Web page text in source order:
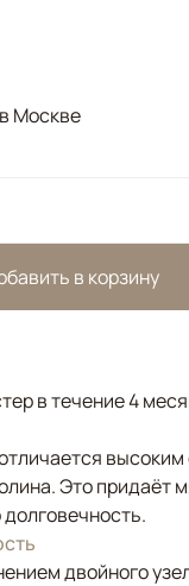
Москве
в корзину
в течение 4
Это придаёт
долговечность.
двойного